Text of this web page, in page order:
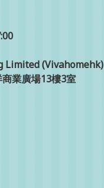
Limited (Vivahomehk)
業廣場13樓3室